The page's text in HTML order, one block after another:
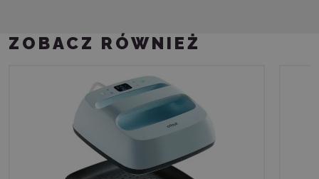
ZOBACZ RÓWNIEŻ